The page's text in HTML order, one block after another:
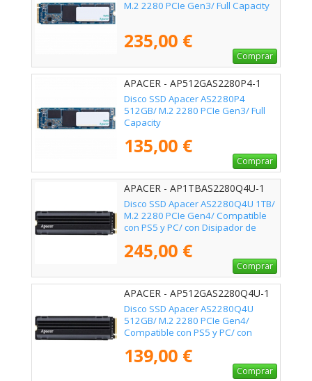
M.2 2280 PCIe Gen3/ Full Capacity
235,00 €
Comprar
APACER - AP512GAS2280P4-1
Disco SSD Apacer AS2280P4
512GB/ M.2 2280 PCIe Gen3/ Full
Capacity
135,00 €
Comprar
APACER - AP1TBAS2280Q4U-1
Disco SSD Apacer AS2280Q4U 1TB/
M.2 2280 PCIe Gen4/ Compatible
con PS5 y PC/ con Disipador de
245,00 €
Comprar
APACER - AP512GAS2280Q4U-1
Disco SSD Apacer AS2280Q4U
512GB/ M.2 2280 PCIe Gen4/
Compatible con PS5 y PC/ con
139,00 €
Comprar